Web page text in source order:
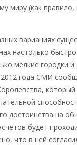
миру (как
вариациях
настолько
мелкие городки
года СМИ
достоинства на
будет
что в ней